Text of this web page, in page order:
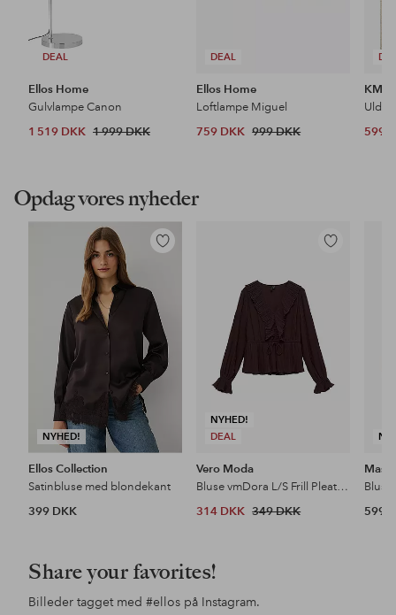
DEAL
Ellos Home
Gulvlampe Canon
1 519 DKK 1 999 DKK
DEAL
Ellos Home
Loftlampe Miguel
759 DKK 999 DKK
KM
599
Opdag vores nyheder
NYHED!
Tilføj
Ellos Collection
Satinbluse med blondekant
399 DKK
NYHED!
DEAL
Tilføj
Vero Moda
Bluse vmDora L/S Frill Pleat Top
314 DKK 349 DKK
Masai
599
Share your favorites!
Billeder tagget med #ellos på Instagram.